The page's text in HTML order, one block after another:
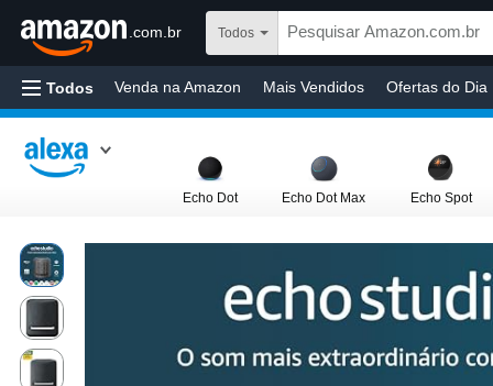
.com.br Todos
Todos Venda na Amazon Mais Vendidos Ofertas do Dia
Echo Dot Echo Dot Max Echo Spot